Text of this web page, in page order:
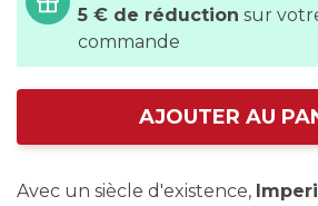
5 € de réduction sur
commande
AJOUTER AU
Avec un siècle d'existence,